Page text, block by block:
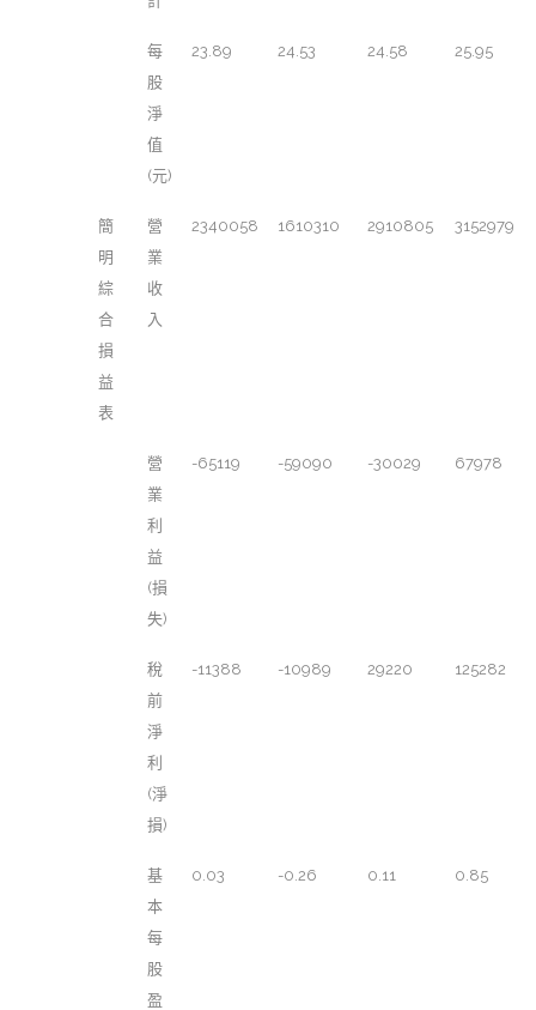
每
股
淨
值
(元)
23.89 24.53 24.58 25.95
簡
明
綜
合
損
益
表
營
業
收
入
2340058 1610310 2910805 3152979
營
業
利
益
(損
失)
-65119 -59090 -30029 67978
稅
前
淨
利
(淨
損)
-11388 -10989 29220 125282
基
本
每
股
盈
0.03 -0.26 0.11 0.85